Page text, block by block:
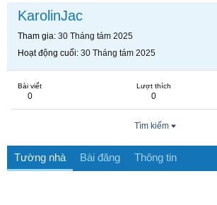
KarolinJac
Tham gia 30 Tháng tám 2025
Hoạt động cuối 30 Tháng tám 2025
Bài viết
0
Lượt thích
0
Tìm kiếm
Tường nhà Bài đăng Thông tin